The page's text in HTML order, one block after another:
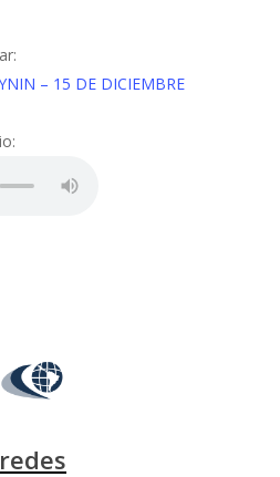
– 15 DE DICIEMBRE
redes